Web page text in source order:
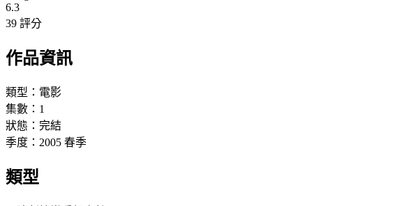
6.3
39 評分
作品資訊
類型： 電影
集數： 1
狀態： 完結
季度： 2005 春季
類型